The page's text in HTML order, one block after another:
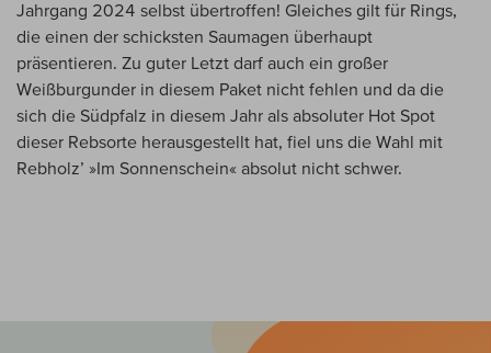
Jahrgang 2024 selbst übertroffen! Gleiches gilt für Rings,
die einen der schicksten Saumagen überhaupt
präsentieren. Zu guter Letzt darf auch ein großer
Weißburgunder in diesem Paket nicht fehlen und da die
sich die Südpfalz in diesem Jahr als absoluter Hot Spot
dieser Rebsorte herausgestellt hat, fiel uns die Wahl mit
Rebholz’ »Im Sonnenschein« absolut nicht schwer.